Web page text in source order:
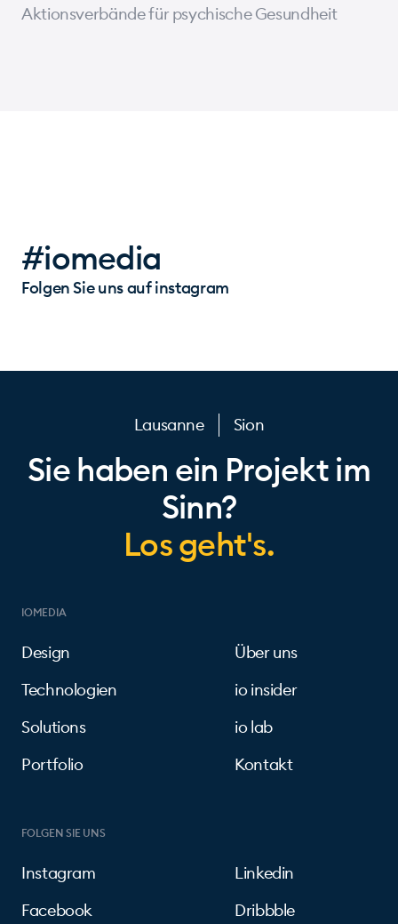
Aktionsverbände für psychische Gesundheit
#iomedia
Folgen Sie uns auf instagram
Lausanne Sion
Sie haben ein Projekt im
Sinn?
Los geht's.
IOMEDIA
Design
Technologien
Solutions
Portfolio
Über uns
io insider
io lab
Kontakt
FOLGEN SIE UNS
Instagram
Facebook
Linkedin
Dribbble